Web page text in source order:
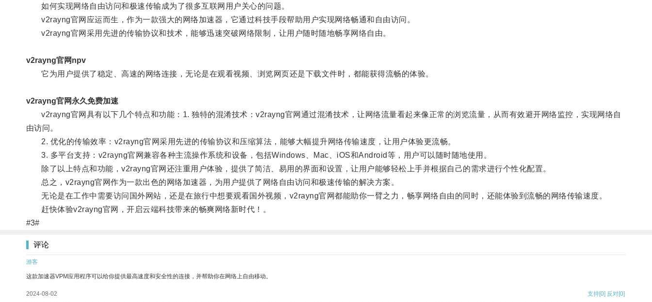
如何实现网络自由访问和极速传输成为了很多互联网用户关心的问题。
v2rayng官网应运而生，作为一款强大的网络加速器，它通过科技手段帮助用户实现网络畅通和自由访问。
v2rayng官网采用先进的传输协议和技术，能够迅速突破网络限制，让用户随时随地畅享网络自由。
v2rayng官网npv
它为用户提供了稳定、高速的网络连接，无论是在观看视频、浏览网页还是下载文件时，都能获得流畅的体验。
v2rayng官网永久免费加速
v2rayng官网具有以下几个特点和功能：1. 独特的混淆技术：v2rayng官网通过混淆技术，让网络流量看起来像正常的浏览流量，从而有效避开网络监控，实现网络自
由访问。
2. 优化的传输效率：v2rayng官网采用先进的传输协议和压缩算法，能够大幅提升网络传输速度，让用户体验更流畅。
3. 多平台支持：v2rayng官网兼容各种主流操作系统和设备，包括Windows、Mac、iOS和Android等，用户可以随时随地使用。
除了以上特点和功能，v2rayng官网还注重用户体验，提供了简洁、易用的界面和设置，让用户能够轻松上手并根据自己的需求进行个性化配置。
总之，v2rayng官网作为一款出色的网络加速器，为用户提供了网络自由访问和极速传输的解决方案。
无论是在工作中需要访问国外网站，还是在旅行中想要观看国外视频，v2rayng官网都能助你一臂之力，畅享网络自由的同时，还能体验到流畅的网络传输速度。
赶快体验v2rayng官网，开启云端科技带来的畅爽网络新时代！。
#3#
评论
游客
这款加速器VPM应用程序可以给你提供最高速度和安全性的连接，并帮助你在网络上自由移动。
2024-08-02 支持[0] 反对[0]